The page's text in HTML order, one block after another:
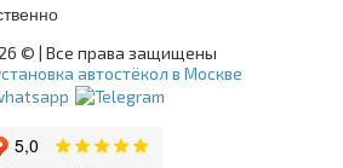
© | Все права защищены
автостёкол в Москве